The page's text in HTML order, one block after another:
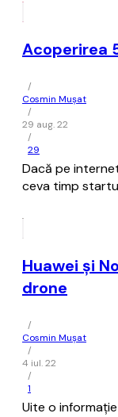
Acoperirea
/
Cosmin Mușat
/
29 aug. 22
/
29
Dacă pe
ceva timp
Huawei şi
drone
/
Cosmin Mușat
/
4 iul. 22
/
1
Uite o